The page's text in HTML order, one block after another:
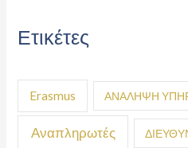
Ετικέτες
Erasmus ΑΝΑΛΗΨΗ
Αναπληρωτές